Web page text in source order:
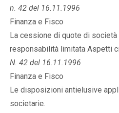
n. 42 del 16.11.1996
Finanza e Fisco
La cessione di quote di
responsabilità limitata Aspetti
N. 42 del 16.11.1996
Finanza e Fisco
Le disposizioni antielusive
societarie.